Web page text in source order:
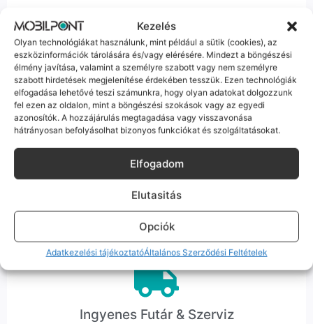
Kezelés
Olyan technológiákat használunk, mint például a sütik (cookies), az
eszközinformációk tárolására és/vagy elérésére. Mindezt a böngészési
élmény javítása, valamint a személyre szabott vagy nem személyre
szabott hirdetések megjelenítése érdekében tesszük. Ezen technológiák
elfogadása lehetővé teszi számunkra, hogy olyan adatokat dolgozzunk
fel ezen az oldalon, mint a böngészési szokások vagy az egyedi
azonosítók. A hozzájárulás megtagadása vagy visszavonása
hátrányosan befolyásolhat bizonyos funkciókat és szolgáltatásokat.
Elfogadom
Elutasitás
Opciók
Adatkezelési tájékoztatóÁltalános Szerződési Feltételek
Nem egy arctalan webshop vagyunk: ha kérdésed van, élő
ember veszi fel a telefont, és személyesen is megtalálsz
minket Szegeden.
Korrekt Ügyintézés
Hibázni emberi dolog, de a felelősségvállalás nálunk alap.
Ha ritkán előfordul egy hiba, nem kifogásokat keresünk,
hanem megoldást. Szakértő kollégáink azonnal kézbe
veszik az ügyedet.
Ingyenes Futár & Szerviz